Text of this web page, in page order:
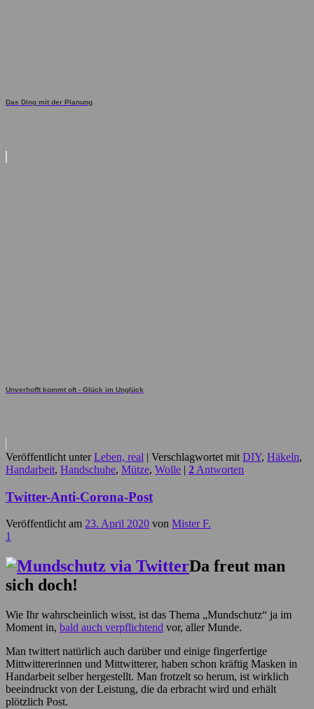
Das Ding mit der Planung
Unverhofft kommt oft - Glück im Unglück
Veröffentlicht unter Leben, real | Verschlagwortet mit DIY, Häkeln,
Handarbeit, Handschuhe, Mütze, Wolle | 2 Antworten
Twitter-Anti-Corona-Post
Veröffentlicht am 23. April 2020 von Mister F.
1
Da freut man
sich doch!
Wie Ihr wahrscheinlich wisst, ist das Thema „Mundschutz“ ja im
Moment in, bald auch verpflichtend vor, aller Munde.
Man twittert natürlich auch darüber und einige fingerfertige
Mittwittererinnen und Mittwitterer, haben schon kräftig Masken in
Handarbeit selber hergestellt. Man frotzelt so herum, ist wirklich
beeindruckt von der Leistung, die da erbracht wird und erhält
plötzlich Post.